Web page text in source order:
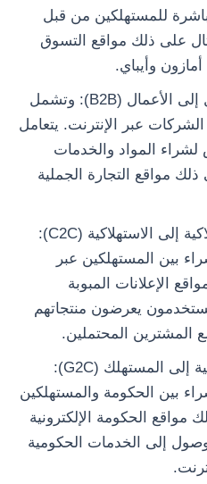
للمستهلكين من قبل
على ذلك مواقع التسوق
وأيباي.
التجارة الإلكترونية الأعمال إلى الأعمال (B2B): وتشمل
عبر الإنترنت. يتعامل
المواد والخدمات
ذلك مواقع التجارة الجملية
التجارة الإلكترونية الاستهلاكية إلى الاستهلاكية (C2C):
بين المستهلكين عبر
الإعلانات المبوبة
يعرضون منتجاتهم
المشترين المحتملين.
التجارة الإلكترونية الحكومية إلى المستهلك (G2C):
بين الحكومة والمستهلكين
مواقع الحكومة الإلكترونية
إلى الخدمات الحكومية